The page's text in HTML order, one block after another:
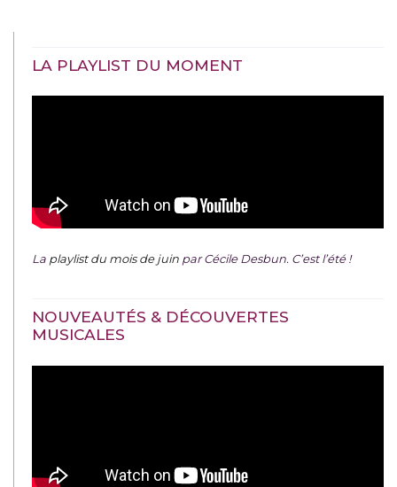
LA PLAYLIST DU MOMENT
La playlist du mois de juin par Cécile Desbun. C’est l’été !
NOUVEAUTÉS & DÉCOUVERTES
MUSICALES